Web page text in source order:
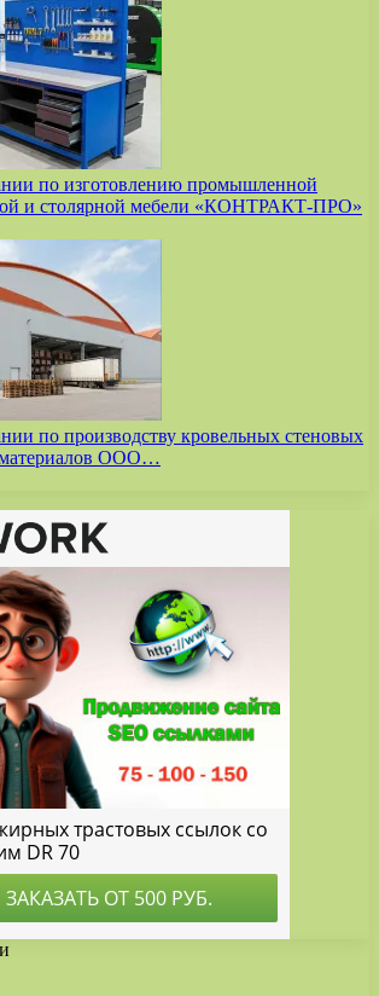
по изготовлению промышленной
и столярной мебели «КОНТРАКТ-ПРО»
по производству кровельных стеновых
ООО…